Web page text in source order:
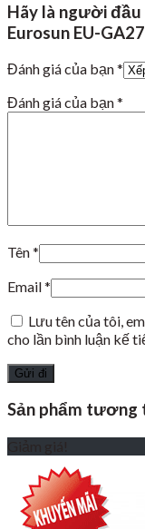
Hãy là người đầu
Eurosun EU-
Đánh giá của bạn*
Đánh giá của bạn*
Tên*
Email*
Lưu tên của tôi,
cho lần bình luận kế
Sản phẩm tương